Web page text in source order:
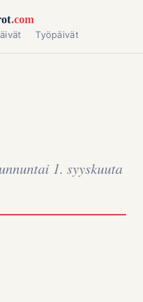
.com
Työpäivät
1. syyskuuta